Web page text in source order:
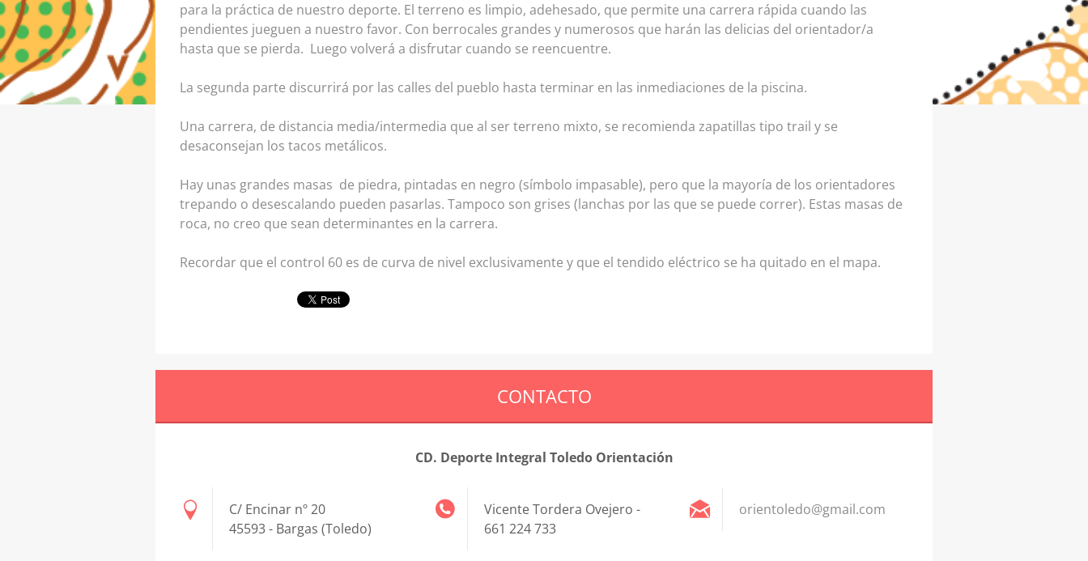
para la práctica de nuestro deporte. El terreno es limpio, adehesado, que permite una carrera rápida cuando las
pendientes jueguen a nuestro favor. Con berrocales grandes y numerosos que harán las delicias del orientador/a
hasta que se pierda. Luego volverá a disfrutar cuando se reencuentre.
La segunda parte discurrirá por las calles del pueblo hasta terminar en las inmediaciones de la piscina.
Una carrera, de distancia media/intermedia que al ser terreno mixto, se recomienda zapatillas tipo trail y se
desaconsejan los tacos metálicos.
Hay unas grandes masas de piedra, pintadas en negro (símbolo impasable), pero que la mayoría de los orientadores
trepando o desescalando pueden pasarlas. Tampoco son grises (lanchas por las que se puede correr). Estas masas de
roca, no creo que sean determinantes en la carrera.
Recordar que el control 60 es de curva de nivel exclusivamente y que el tendido eléctrico se ha quitado en el mapa.
CONTACTO
CD. Deporte Integral Toledo Orientación
C/ Encinar nº 20
45593 - Bargas (Toledo)
Vicente Tordera Ovejero -
661 224 733
orientoledo@gmail.com